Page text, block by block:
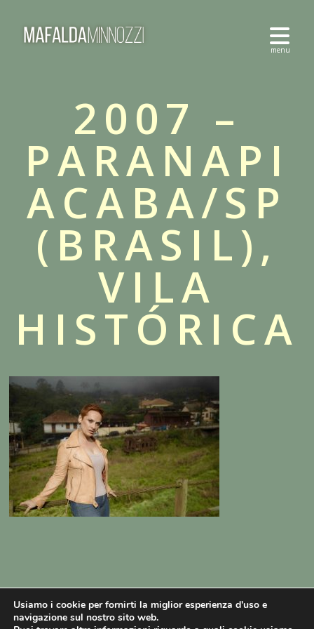
2007 –
PARANAPI
ACABA/SP
(BRASIL),
VILA
HISTÓRICA
Usiamo i cookie per fornirti la miglior esperienza d'uso e
navigazione sul nostro sito web.